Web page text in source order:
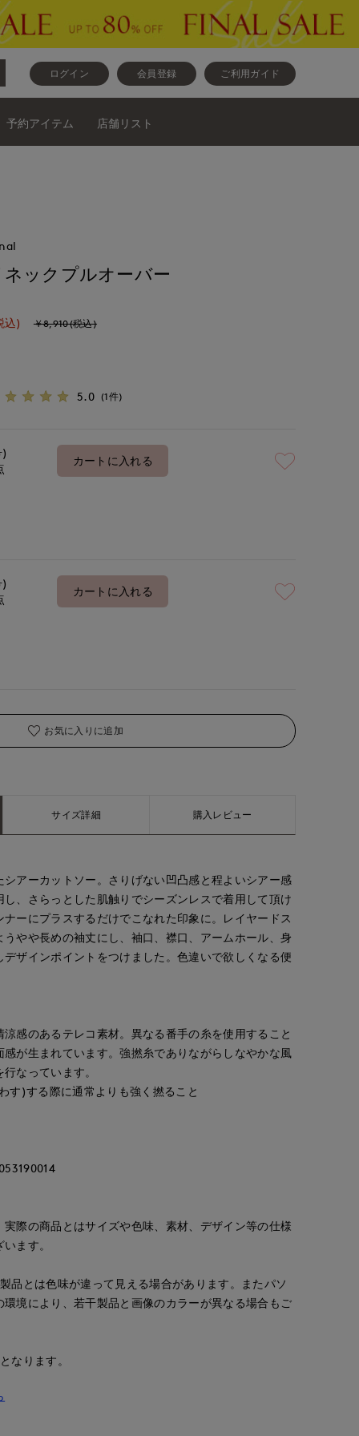
ログイン 会員登録 ご利用ガイド
予約アイテム 店舗リスト
ックプルオーバー
込) ￥8,910(税込)
5.0 (1件)
カートに入れる
)
カートに入れる
お気に入りに追加
サイズ詳細 購入レビュー
アーカットソー。さりげない凹凸感と程よいシアー感
、さらっとした肌触りでシーズンレスで着用して頂け
ナーにプラスするだけでこなれた印象に。レイヤードス
うやや長めの袖丈にし、袖口、襟口、アームホール、身
ザインポイントをつけました。色違いで欲しくなる便
感のあるテレコ素材。異なる番手の糸を使用すること
が生まれています。強撚糸でありながらしなやかな風
なっています。
す)する際に通常よりも強く撚ること
際の商品とはサイズや色味、素材、デザイン等の仕様
ます。
品とは色味が違って見える場合があります。またパソ
環境により、若干製品と画像のカラーが異なる場合もご
なります。